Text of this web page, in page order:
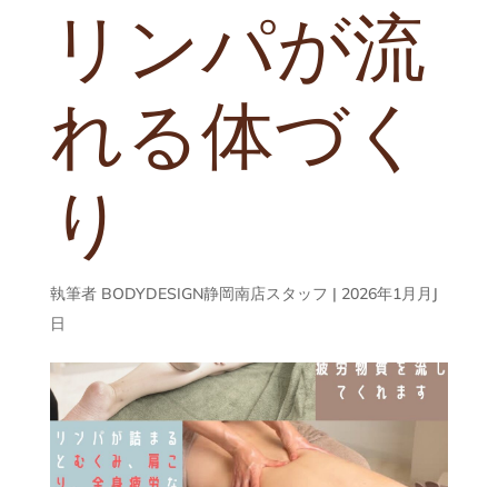
リンパが流
れる体づく
り
執筆者 BODYDESIGN静岡南店スタッフ | 2026年1月月J
日